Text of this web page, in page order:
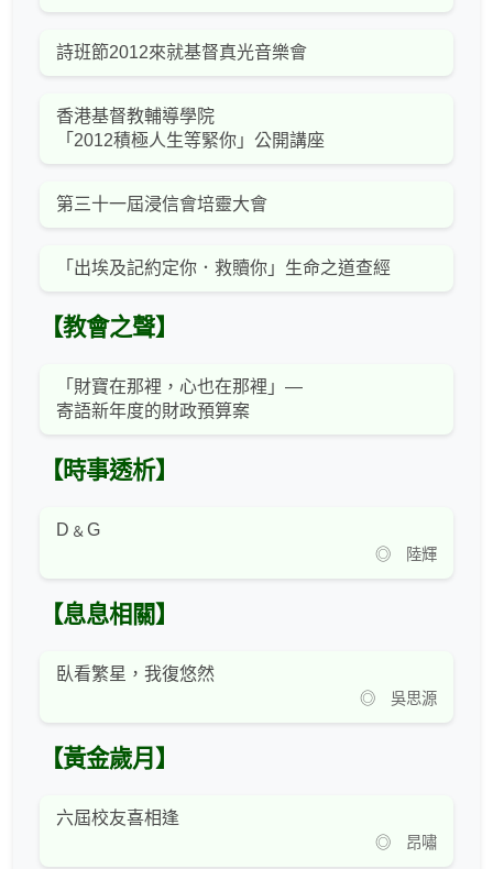
詩班節2012來就基督真光音樂會
香港基督教輔導學院
「2012積極人生等緊你」公開講座
第三十一屆浸信會培靈大會
「出埃及記約定你．救贖你」生命之道查經
【教會之聲】
「財寶在那裡，心也在那裡」—
寄語新年度的財政預算案
【時事透析】
D﹠G
◎ 陸輝
【息息相關】
臥看繁星，我復悠然
◎ 吳思源
【黃金歲月】
六屆校友喜相逢
◎ 昂嘯